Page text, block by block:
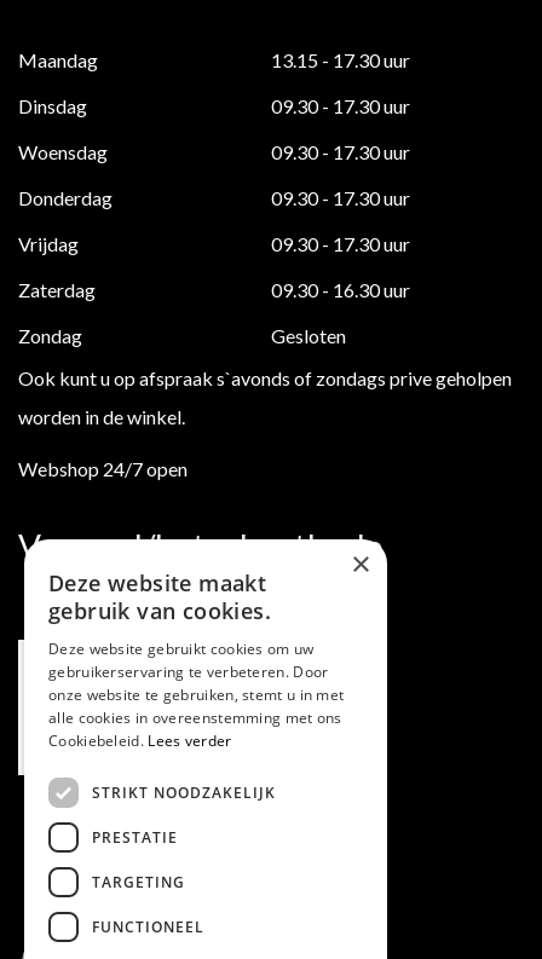
Maandag
13.15 - 17.30 uur
Dinsdag
09.30 - 17.30 uur
Woensdag
09.30 - 17.30 uur
Donderdag
09.30 - 17.30 uur
Vrijdag
09.30 - 17.30 uur
Zaterdag
09.30 - 16.30 uur
Zondag
Gesloten
Ook kunt u op afspraak s`avonds of zondags prive geholpen
worden in de winkel.
Webshop 24/7 open
Verzend/betaalmethode
×
Deze website maakt
gebruik van cookies.
Deze website gebruikt cookies om uw
gebruikerservaring te verbeteren. Door
onze website te gebruiken, stemt u in met
alle cookies in overeenstemming met ons
Cookiebeleid. Lees verder
STRIKT NOODZAKELIJK
PRESTATIE
TARGETING
FUNCTIONEEL